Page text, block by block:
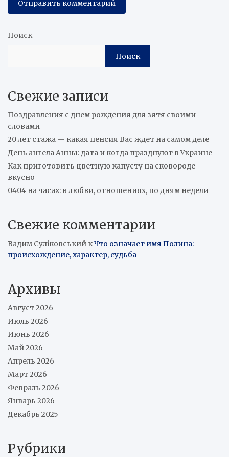
Поиск
Поиск
Свежие записи
Поздравления с днем рождения для зятя своими
словами
20 лет стажа — какая пенсия Вас ждет на самом деле
День ангела Анны: дата и когда празднуют в Украине
Как приготовить цветную капусту на сковороде
вкусно
0404 на часах: в любви, отношениях, по дням недели
Свежие комментарии
Вадим Суліковський кЧто означает имя Полина:
происхождение, характер, судьба
Архивы
Август 2026
Июль 2026
Июнь 2026
Май 2026
Апрель 2026
Март 2026
Февраль 2026
Январь 2026
Декабрь 2025
Рубрики